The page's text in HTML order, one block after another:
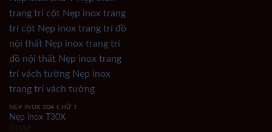
NẸP INOX 304 CHỮ T
Nẹp inox T30X